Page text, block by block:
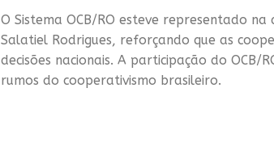
O Sistema OCB/RO esteve representado
Salatiel Rodrigues, reforçando que as
decisões nacionais. A participação do OCB/
rumos do cooperativismo brasileiro.